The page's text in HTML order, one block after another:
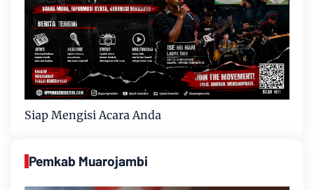
Siap Mengisi Acara Anda
Pemkab Muarojambi